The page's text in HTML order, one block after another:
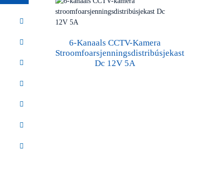
6-Kanaals CCTV-Kamera
Stroomfoarsjenningsdistribúsjekast
Dc 12V 5A